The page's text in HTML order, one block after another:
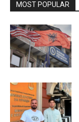
MOST POPULAR